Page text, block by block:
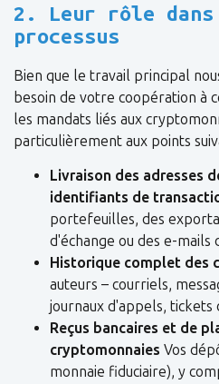
2. Leur rôle dans
processus
Bien que le travail principal
besoin de votre coopération à
les mandats liés aux
particulièrement aux points
Livraison des adresses
identifiants de
portefeuilles, des
d'échange ou des e-mails
Historique complet des
auteurs – courriels,
journaux d'appels, tickets
Reçus bancaires et de
cryptomonnaies Vos
monnaie fiduciaire), y